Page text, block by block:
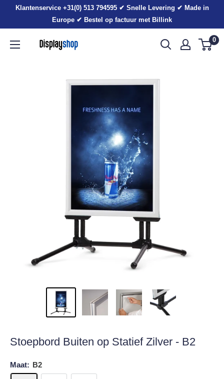
Klantenservice +31(0) 513 794595 ✔ Snelle Levering ✔ Made in
Europe ✔ Bestel op factuur met Billink
Displayshop.nl
0
Stoepbord Buiten op Statief Zilver - B2
Maat: B2